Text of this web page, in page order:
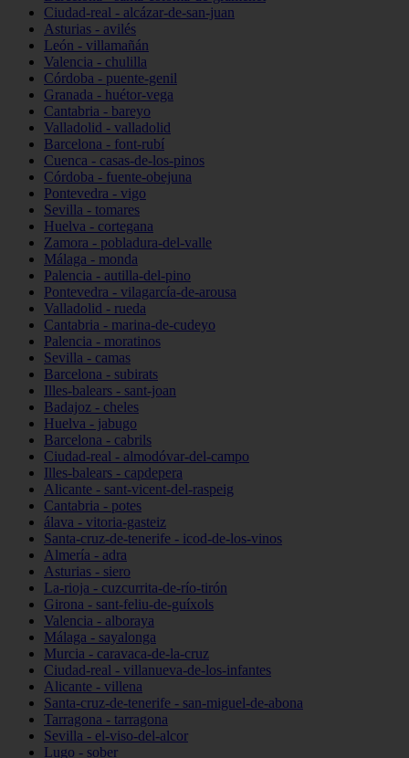
Ciudad-real - alcázar-de-san-juan
Asturias - avilés
León - villamañán
Valencia - chulilla
Córdoba - puente-genil
Granada - huétor-vega
Cantabria - bareyo
Valladolid - valladolid
Barcelona - font-rubí
Cuenca - casas-de-los-pinos
Córdoba - fuente-obejuna
Pontevedra - vigo
Sevilla - tomares
Huelva - cortegana
Zamora - pobladura-del-valle
Málaga - monda
Palencia - autilla-del-pino
Pontevedra - vilagarcía-de-arousa
Valladolid - rueda
Cantabria - marina-de-cudeyo
Palencia - moratinos
Sevilla - camas
Barcelona - subirats
Illes-balears - sant-joan
Badajoz - cheles
Huelva - jabugo
Barcelona - cabrils
Ciudad-real - almodóvar-del-campo
Illes-balears - capdepera
Alicante - sant-vicent-del-raspeig
Cantabria - potes
álava - vitoria-gasteiz
Santa-cruz-de-tenerife - icod-de-los-vinos
Almería - adra
Asturias - siero
La-rioja - cuzcurrita-de-río-tirón
Girona - sant-feliu-de-guíxols
Valencia - alboraya
Málaga - sayalonga
Murcia - caravaca-de-la-cruz
Ciudad-real - villanueva-de-los-infantes
Alicante - villena
Santa-cruz-de-tenerife - san-miguel-de-abona
Tarragona - tarragona
Sevilla - el-viso-del-alcor
Lugo - sober